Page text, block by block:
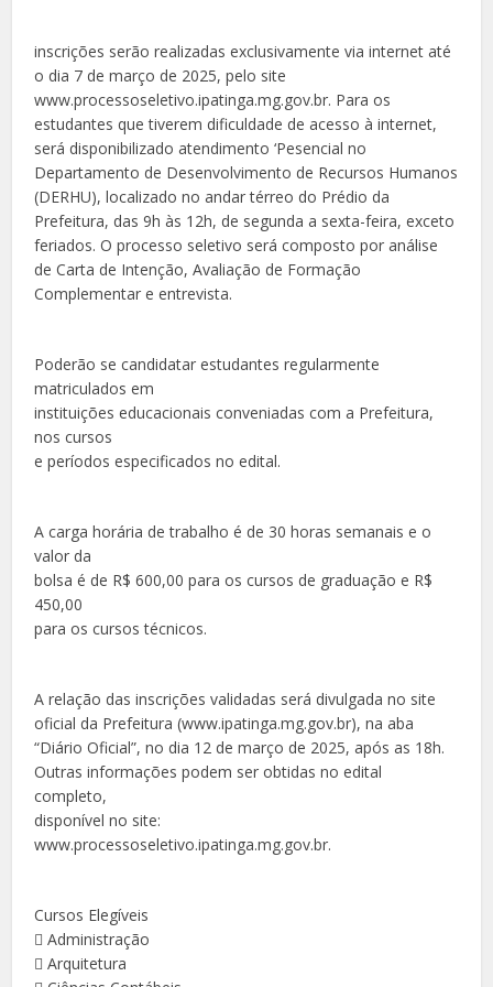
inscrições serão realizadas exclusivamente via internet até
o dia 7 de março de 2025, pelo site
www.processoseletivo.ipatinga.mg.gov.br. Para os
estudantes que tiverem dificuldade de acesso à internet,
será disponibilizado atendimento ‘Pesencial no
Departamento de Desenvolvimento de Recursos Humanos
(DERHU), localizado no andar térreo do Prédio da
Prefeitura, das 9h às 12h, de segunda a sexta-feira, exceto
feriados. O processo seletivo será composto por análise
de Carta de Intenção, Avaliação de Formação
Complementar e entrevista.
Poderão se candidatar estudantes regularmente
matriculados em
instituições educacionais conveniadas com a Prefeitura,
nos cursos
e períodos especificados no edital.
A carga horária de trabalho é de 30 horas semanais e o
valor da
bolsa é de R$ 600,00 para os cursos de graduação e R$
450,00
para os cursos técnicos.
A relação das inscrições validadas será divulgada no site
oficial da Prefeitura (www.ipatinga.mg.gov.br), na aba
“Diário Oficial”, no dia 12 de março de 2025, após as 18h.
Outras informações podem ser obtidas no edital
completo,
disponível no site:
www.processoseletivo.ipatinga.mg.gov.br.
Cursos Elegíveis
 Administração
 Arquitetura